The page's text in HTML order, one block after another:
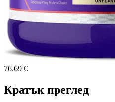
76.69 €
Кратък преглед